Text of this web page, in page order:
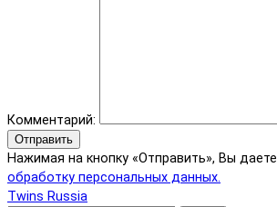
Комментарий:
Отправить
Нажимая на кнопку «Отправить», Вы даете
обработку персональных данных.
Twins Russia